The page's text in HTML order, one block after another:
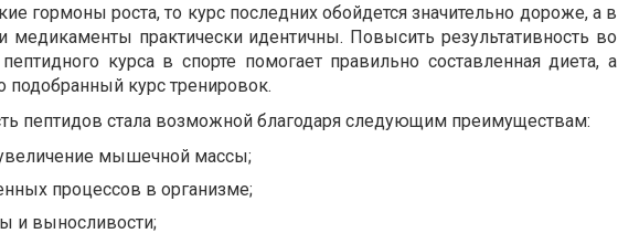
гормоны роста, то курс последних обойдется значительно дороже, а в
медикаменты практически идентичны. Повысить результативность во
курса в спорте помогает правильно составленная диета, а
подобранный курс тренировок.
пептидов стала возможной благодаря следующим преимуществам:
мышечной массы;
процессов в организме;
и выносливости;